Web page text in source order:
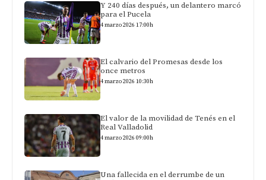
Y 240 días después, un delantero marcó
para el Pucela
4 marzo 2026 17:00h
El calvario del Promesas desde los
once metros
4 marzo 2026 10:30h
El valor de la movilidad de Tenés en el
Real Valladolid
4 marzo 2026 09:00h
Una fallecida en el derrumbe de un